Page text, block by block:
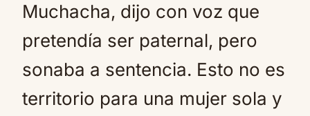
Muchacha, dijo con voz que
pretendía ser paternal, pero
sonaba a sentencia. Esto no es
territorio para una mujer sola y